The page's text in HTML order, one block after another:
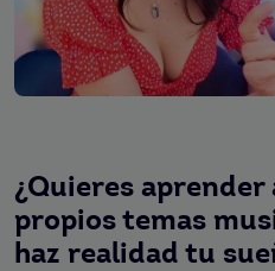
¿Quieres
propios temas
haz realidad tu